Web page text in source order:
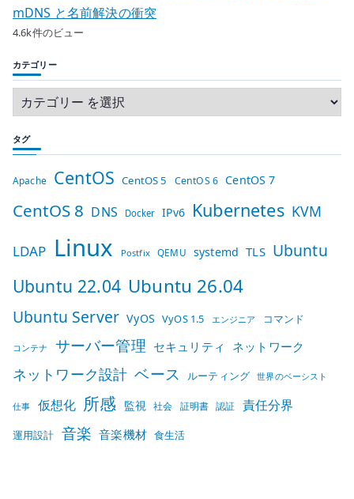
mDNS と名前解決の衝突
4.6k件のビュー
カテゴリー
タグ
Apache CentOS CentOS 5 CentOS 6 CentOS 7
CentOS 8 DNS Docker IPv6 Kubernetes KVM
LDAP Linux Postfix QEMU systemd TLS Ubuntu
Ubuntu 22.04 Ubuntu 26.04
Ubuntu Server VyOS VyOS 1.5 エンジニア コマンド
コンテナ サーバー管理 セキュリティ ネットワーク
ネットワーク設計 ベース ルーティング 世界のベーシスト
仕事 仮想化 所感 監視 社会 証明書 認証 責任分界
運用設計 音楽 音楽機材 食生活